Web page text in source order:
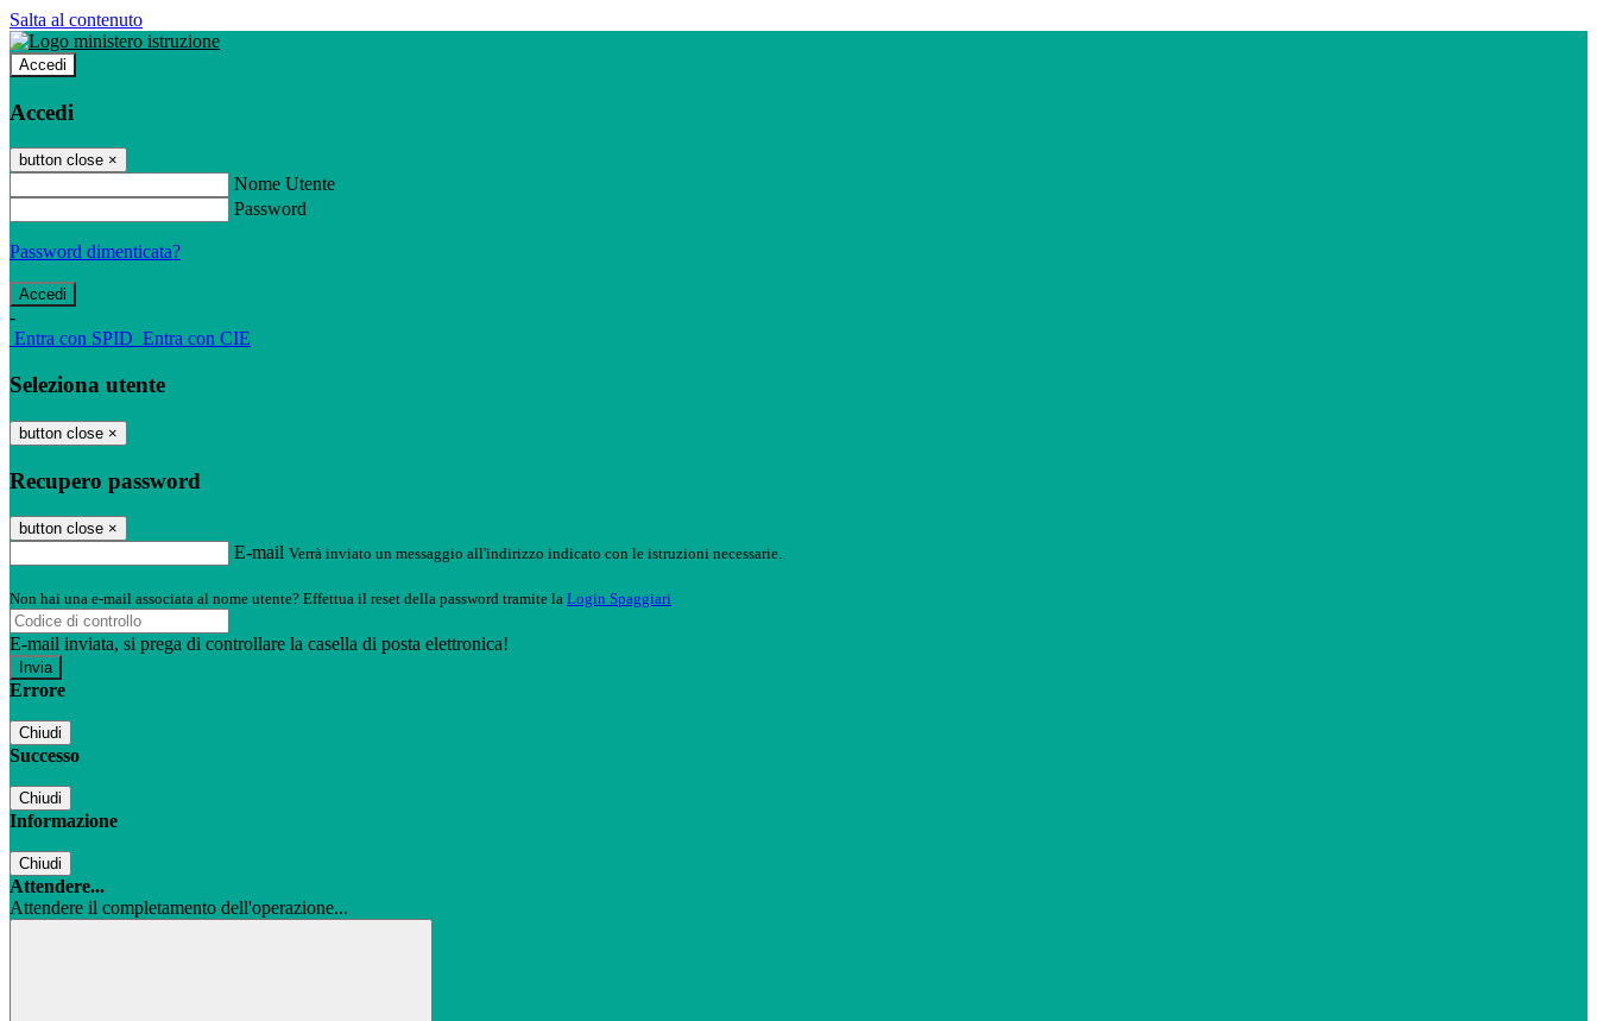
Salta al contenuto
Accedi
Accedi
button close ×
Nome Utente
Password
Password dimenticata?
-
Entra con SPID Entra con CIE
Seleziona utente
button close ×
Recupero password
button close ×
E-mail Verrà inviato un messaggio all'indirizzo indicato con le istruzioni necessarie.
Non hai una e-mail associata al nome utente? Effettua il reset della password tramite la Login Spaggiari
E-mail inviata, si prega di controllare la casella di posta elettronica!
Errore
Chiudi
Successo
Chiudi
Informazione
Chiudi
Attendere...
Attendere il completamento dell'operazione...